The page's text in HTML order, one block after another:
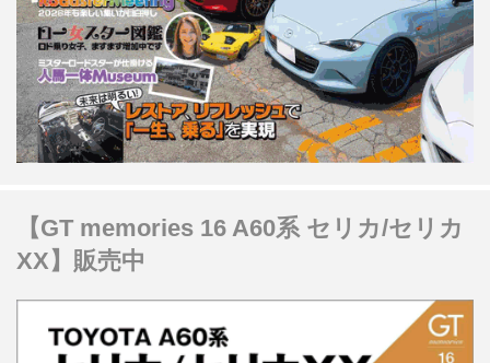
【GT memories 16 A60系 セリカ/セリカ
XX】販売中